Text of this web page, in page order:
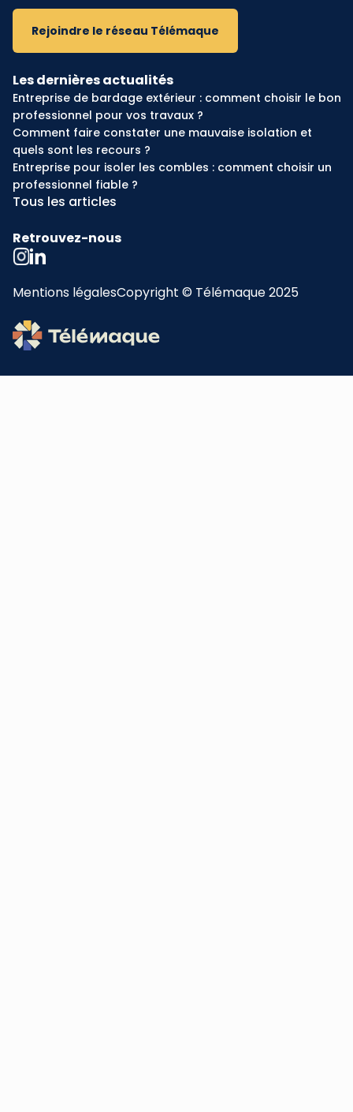
Rejoindre le réseau Télémaque
Retrouvez-nous
Mentions légalesCopyright © Télémaque 2025
Les dernières actualités
Entreprise de bardage extérieur : comment choisir le bon
professionnel pour vos travaux ?
Comment faire constater une mauvaise isolation et
quels sont les recours ?
Entreprise pour isoler les combles : comment choisir un
professionnel fiable ?
Tous les articles